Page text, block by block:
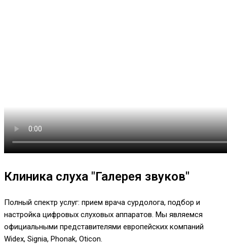
Клиника слуха "Галерея звуков"
Полный спектр услуг: прием врача сурдолога, подбор и
настройка цифровых слуховых аппаратов. Мы являемся
официальными представителями европейских компаний
Widex, Signia, Phonak, Oticon.